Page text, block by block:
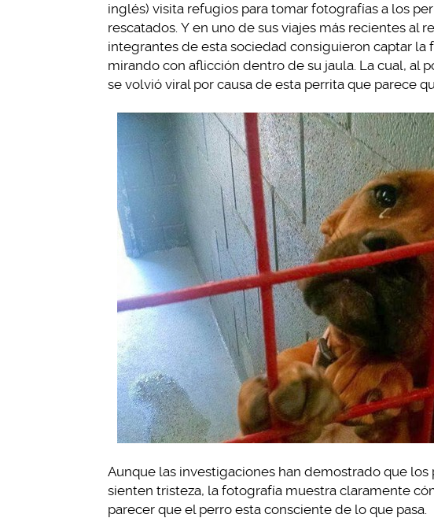
inglés) visita refugios para tomar fotografías a los
rescatados. Y en uno de sus viajes más recientes al
integrantes de esta sociedad consiguieron captar
mirando con aflicción dentro de su jaula. La cual, al
se volvió viral por causa de esta perrita que parece
Aunque las investigaciones han demostrado que
sienten tristeza, la fotografía muestra claramente
parecer que el perro esta consciente de lo que pasa.